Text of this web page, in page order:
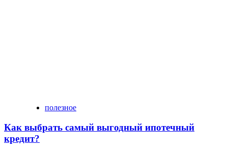
полезное
Как выбрать самый выгодный ипотечный
кредит?